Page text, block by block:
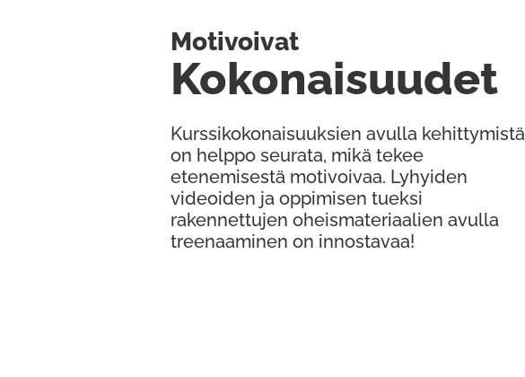
Kurssikokonaisuuksien avulla kehittymistä
on helppo seurata, mikä tekee
etenemisestä motivoivaa. Lyhyiden
videoiden ja oppimisen tueksi
rakennettujen oheismateriaalien avulla
treenaaminen on innostavaa!
Kokonaisuudet
Motivoivat